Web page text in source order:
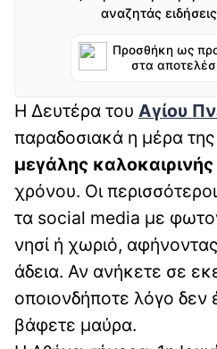
αναζητάς
Προσθήκη ως
στα
Η Δευτέρα του Αγίου
παραδοσιακά η μέρα της
μεγάλης
χρόνου. Οι
τα social media με
νησί ή χωριό,
άδεια. Αν ανήκετε σε
οποιονδήποτε λόγο δεν
βάφετε μαύρα.